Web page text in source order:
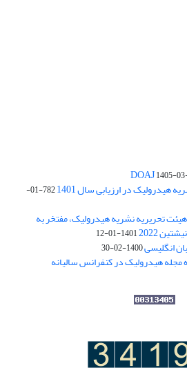
1405-
در ارزیابی سال 1401
782-01-
تحریریه نشریه هیدرولیک، مفتخر به
2022
1401-01-12
انگلیسی1400-02-30
مجله هیدرولیک در کنفرانس سالیانه